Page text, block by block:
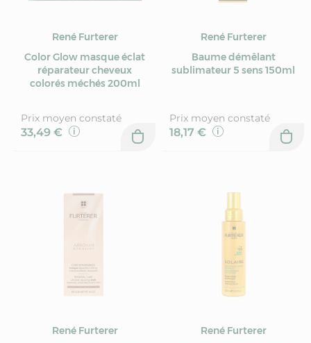
René Furterer
Color Glow masque éclat
réparateur cheveux
colorés méchés 200ml
Prix moyen constaté
33,49 €
René Furterer
Baume démêlant
sublimateur 5 sens 150ml
Prix moyen constaté
18,17 €
René Furterer
René Furterer